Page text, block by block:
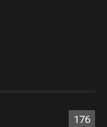
176